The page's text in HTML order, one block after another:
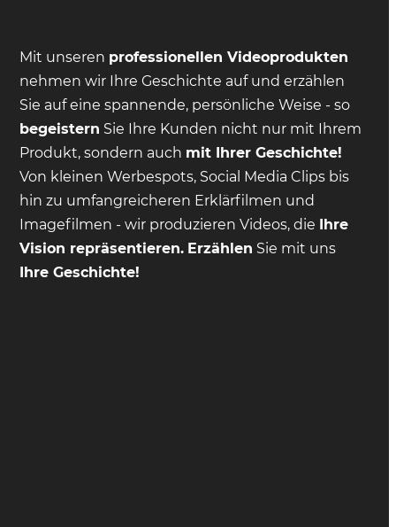
Mit unseren professionellen Videoprodukten
nehmen wir Ihre Geschichte auf und erzählen
Sie auf eine spannende, persönliche Weise - so
begeistern Sie Ihre Kunden nicht nur mit Ihrem
Produkt, sondern auch mit Ihrer Geschichte!
Von kleinen Werbespots, Social Media Clips bis
hin zu umfangreicheren Erklärfilmen und
Imagefilmen - wir produzieren Videos, die
Ihre
Vision repräsentieren. Erzählen Sie mit uns
Ihre Geschichte!